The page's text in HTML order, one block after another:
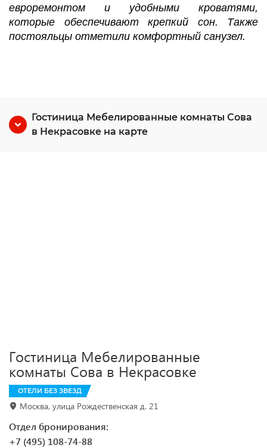
евроремонтом и удобными кроватями,
которые обеспечивают крепкий сон. Также
постояльцы отметили комфортный санузел.
Гостиница Мебелированные комнаты Сова
в Некрасовке на карте
Гостиница Мебелированные
комнаты Сова в Некрасовке
ОТЕЛИ БЕЗ ЗВЕЗД
Москва, улица Рождественская д. 21
Отдел бронирования:
+7 (495) 108-74-88